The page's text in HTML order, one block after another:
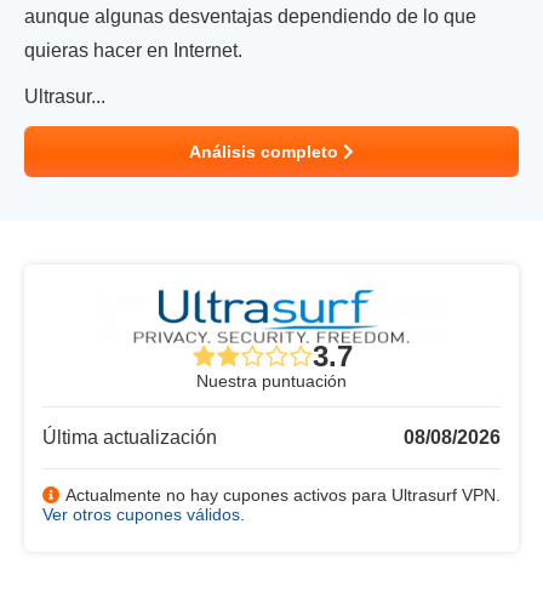
aunque algunas desventajas dependiendo de lo que
quieras hacer en Internet.
Ultrasur...
Análisis completo
3.7
Nuestra puntuación
Última actualización 08/08/2026
Actualmente no hay cupones activos para Ultrasurf VPN.
Ver otros cupones válidos